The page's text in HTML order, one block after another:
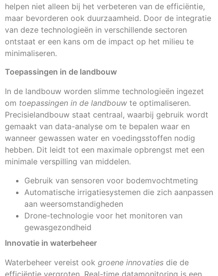
helpen niet alleen bij het verbeteren van de efficiëntie,
maar bevorderen ook duurzaamheid. Door de integratie
van deze technologieën in verschillende sectoren
ontstaat er een kans om de impact op het milieu te
minimaliseren.
Toepassingen in de landbouw
In de landbouw worden slimme technologieën ingezet
om toepassingen in de landbouw te optimaliseren.
Precisielandbouw staat centraal, waarbij gebruik wordt
gemaakt van data-analyse om te bepalen waar en
wanneer gewassen water en voedingsstoffen nodig
hebben. Dit leidt tot een maximale opbrengst met een
minimale verspilling van middelen.
Gebruik van sensoren voor bodemvochtmeting
Automatische irrigatiesystemen die zich aanpassen
aan weersomstandigheden
Drone-technologie voor het monitoren van
gewasgezondheid
Innovatie in waterbeheer
Waterbeheer vereist ook groene innovaties die de
efficiëntie vergroten. Real-time datamonitoring is een